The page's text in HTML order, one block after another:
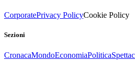
CorporatePrivacy PolicyCookie Policy
Sezioni
CronacaMondoEconomiaPolitica